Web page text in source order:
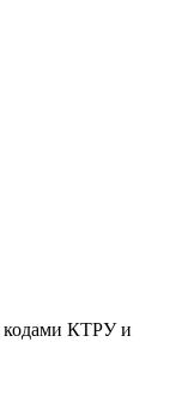
кодами КТРУ и